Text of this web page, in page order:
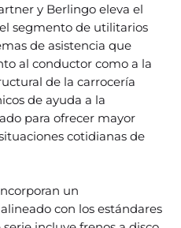
y Berlingo eleva el
segmento de utilitarios
de asistencia que
al conductor como a la
de la carrocería
de ayuda a la
para ofrecer mayor
cotidianas de
un
con los estándares